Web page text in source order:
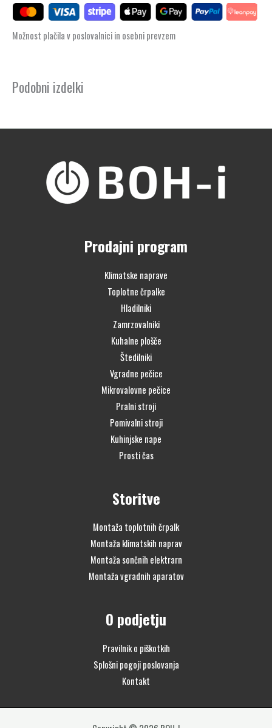
Možnost plačila v poslovalnici in osebni prevzem
Podobni izdelki
Prodajni program
Klimatske naprave
Toplotne črpalke
Hladilniki
Zamrzovalniki
Kuhalne plošče
Štedilniki
Vgradne pečice
Mikrovalovne pečice
Pralni stroji
Pomivalni stroji
Kuhinjske nape
Prosti čas
Storitve
Montaža toplotnih črpalk
Montaža klimatskih naprav
Montaža sončnih elektrarn
Montaža vgradnih aparatov
O podjetju
Pravilnik o piškotkih
Splošni pogoji poslovanja
Kontakt